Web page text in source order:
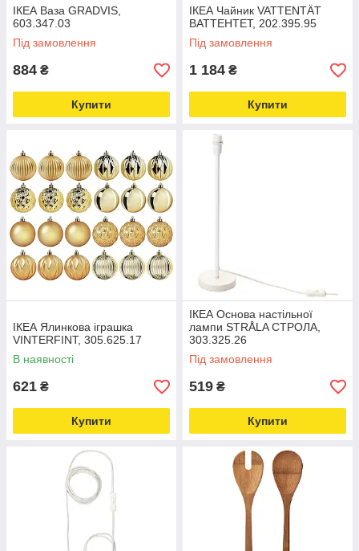
ІКЕА Ваза GRADVIS,
603.347.03
Під замовлення
884 ₴
Купити
ІКЕА Чайник VATTENTÄT
ВАТТЕНТЕТ, 202.395.95
Під замовлення
1 184 ₴
Купити
ІКЕА Ялинкова іграшка
VINTERFINT, 305.625.17
В наявності
621 ₴
Купити
ІКЕА Основа настільної
лампи STRÅLA СТРОЛА,
303.325.26
Під замовлення
519 ₴
Купити